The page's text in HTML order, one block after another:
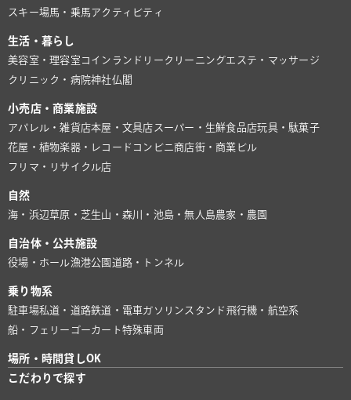
スキー場馬・乗馬アクティビティ
生活・暮らし
美容室・理容室 コインランドリー クリーニングエステ・マッサージ
クリニック・病院神社仏閣
小売店・商業施設
アパレル・雑貨店本屋・文具店 スーパー・生鮮食品店玩具・駄菓子
花屋・植物楽器・レコード コンビニ商店街・商業ビル
フリマ・リサイクル店
自然
海・浜辺 草原・芝生山・森川・池島・無人島農家・農園
自治体・公共施設
役場・ホール漁港公園 道路・トンネル
乗り物系
駐車場私道・道路鉄道・電車 ガソリンスタンド 飛行機・航空系
船・フェリー ゴーカート特殊車両
場所・時間貸しOK
こだわりで探す